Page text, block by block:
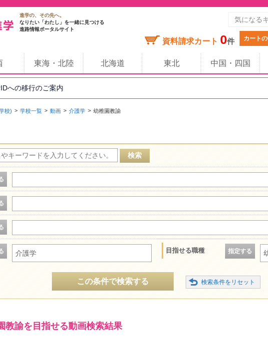
進学の、その先へ。
なりたい「わたし」を一緒に見つける
進路情報ポータルサイト
資料請求カート 0件 カート
東海・北陸 北海道 東北 中国・四国
への移行のご案内
校) 学校一覧 動画 介護学 幼稚園教諭
介護学 目指せる職種 指定する
この条件で検索する
教諭を目指せる動画検索結果